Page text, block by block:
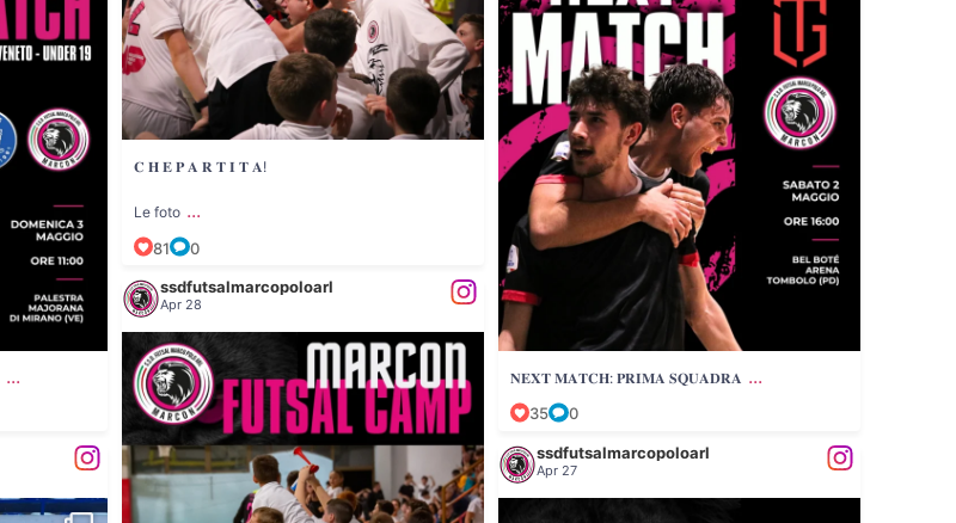
...
𝐂 𝐇 𝐄 𝐏 𝐀 𝐑 𝐓 𝐈 𝐓 𝐀!
Le foto ...
81 0
𝐍𝐄𝐗𝐓 𝐌𝐀𝐓𝐂𝐇: 𝐏𝐑𝐈𝐌𝐀 𝐒𝐐𝐔𝐀𝐃𝐑𝐀 ...
35 0
ssdfutsalmarcopoloarl
Apr 28
𝐌𝐀𝐑𝐂𝐎𝐍 𝐅𝐔𝐓𝐒𝐀𝐋 𝐂𝐀𝐌𝐏 𝟐𝟎𝟐𝟔 ...
14 0
ssdfutsalmarcopoloarl
Apr 27
𝐏𝐋𝐀𝐘𝐄𝐑 𝐎𝐅 𝐓𝐇𝐄 𝐌𝐀𝐓𝐂𝐇